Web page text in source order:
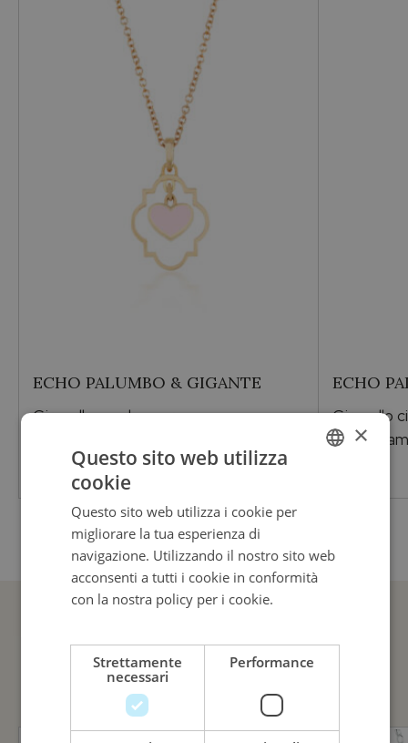
Per lei
Oro rosa
ECHO PALUMBO & GIGANTE
Girocollo scudo cuore
ECHO
Girocollo
Oro e
GUARDA ANCHE
×
Questo sito web utilizza
cookie
Questo sito web utilizza i cookie per
migliorare la tua esperienza di
navigazione. Utilizzando il nostro sito web
acconsenti a tutti i cookie in conformità
con la nostra policy per i cookie.
Strettamente
necessari
Performance